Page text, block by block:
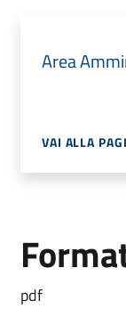
Area
VAI ALLA
pdf